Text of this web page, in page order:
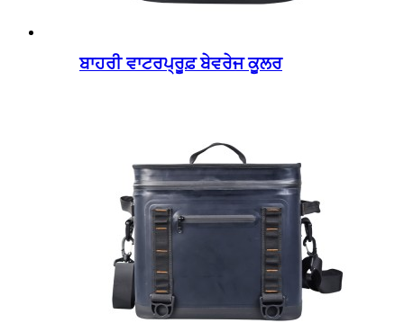
ਬਾਹਰੀ ਵਾਟਰਪ੍ਰੂਫ਼ ਬੇਵਰੇਜ ਕੂਲਰ